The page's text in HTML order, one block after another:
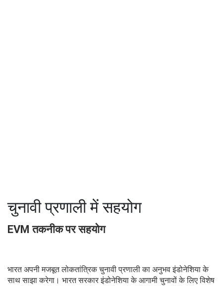
चुनावी प्रणाली में सहयोग
EVM तकनीक पर सहयोग
भारत अपनी मजबूत लोकतांत्रिक चुनावी प्रणाली का अनुभव इंडोनेशिया के
साथ साझा करेगा। भारत सरकार इंडोनेशिया के आगामी चुनावों के लिए विशेष